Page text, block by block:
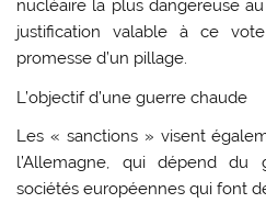
nucléaire la plus dangereuse
justification valable à ce
promesse d’un pillage.
L’objectif d’une guerre chaude
Les « sanctions » visent
l’Allemagne, qui dépend
sociétés européennes qui font